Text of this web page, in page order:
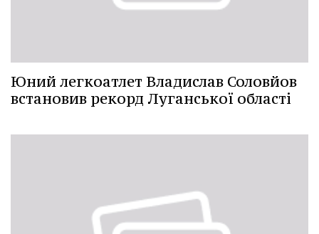
Юний легкоатлет Владислав Соловйов
встановив рекорд Луганської області